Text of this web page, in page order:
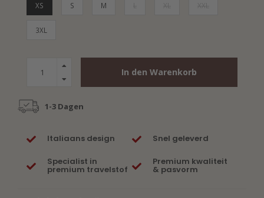
XS S M
3XL
In den Warenkorb
1-3 Dagen
Italiaans design Snel geleverd
Specialist in
premium travelstof
Premium kwaliteit
& pasvorm